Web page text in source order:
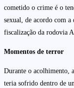
cometido o crime é o
sexual, de acordo com
fiscalização da rodovia
Momentos de terror
Durante o acolhimento,
teria sofrido dentro de